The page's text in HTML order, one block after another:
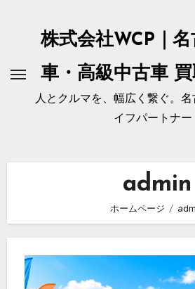
株式会社WCP｜
車・高級中古車
人とクルマを、幅広く繋ぐ。
イフパートナー
admin
ホームページ